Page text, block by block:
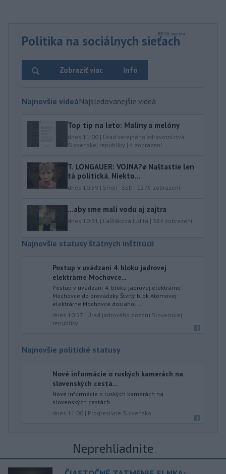
Politika na sociálnych sieťach
Info
Zobraziť viac
Najnovšie videáNajsledovanejšie videá
Top tip na leto: Maliny a melóny
dnes 11:00 | Úrad verejného zdravotníctva
Slovenskej republiky | 4 zobrazení
T. LONGAUER: VOJNA?✊ Naštastie len
tá politická. Niekto...
dnes 10:59 | Smer - SSD | 1275 zobrazení
...aby sme mali vodu aj zajtra
dnes 10:31 | Laššáková Judita | 384 zobrazení
Najnovšie statusy štátnych inštitúcií
Postup v uvádzaní 4. bloku jadrovej
elektrárne Mochovce...
Postup v uvádzaní 4. bloku jadrovej elektrárne
Mochovce do prevádzky Štvrtý blok Atómovej
elektrárne Mochovce dosiahol ...
dnes 10:57 | Úrad jadrového dozoru Slovenskej
republiky
Najnovšie politické statusy
Nové informácie o ruských kamerách na
slovenských cestá...
Nové informácie o ruských kamerách na
slovenských cestách.
dnes 11:00 | Progresívne Slovensko
Neprehliadnite